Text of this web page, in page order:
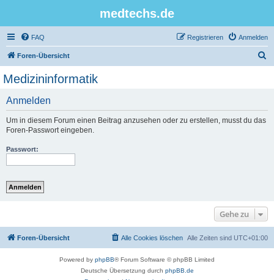
medtechs.de
FAQ Anmelden
Registrieren
Foren-Übersicht
Medizininformatik
Anmelden
Um in diesem Forum einen Beitrag anzusehen oder zu erstellen, musst du das
Foren-Passwort eingeben.
Passwort:
Gehe zu
Foren-Übersicht Alle Zeiten sind UTC+01:00
Alle Cookies löschen
Powered by phpBB® Forum Software © phpBB Limited
Deutsche Übersetzung durch phpBB.de